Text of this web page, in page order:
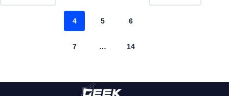
4 5 6
7 … 14